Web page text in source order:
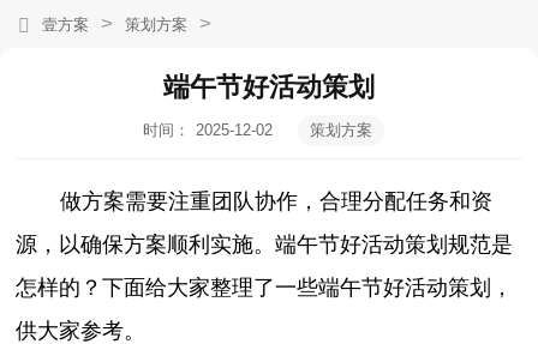
壹方案 > 策划方案 >
端午节好活动策划
时间：
2025-12-02
策划方案
做方案需要注重团队协作，合理分配任务和资
源，以确保方案顺利实施。端午节好活动策划规范是
怎样的？下面给大家整理了一些端午节好活动策划，
供大家参考。